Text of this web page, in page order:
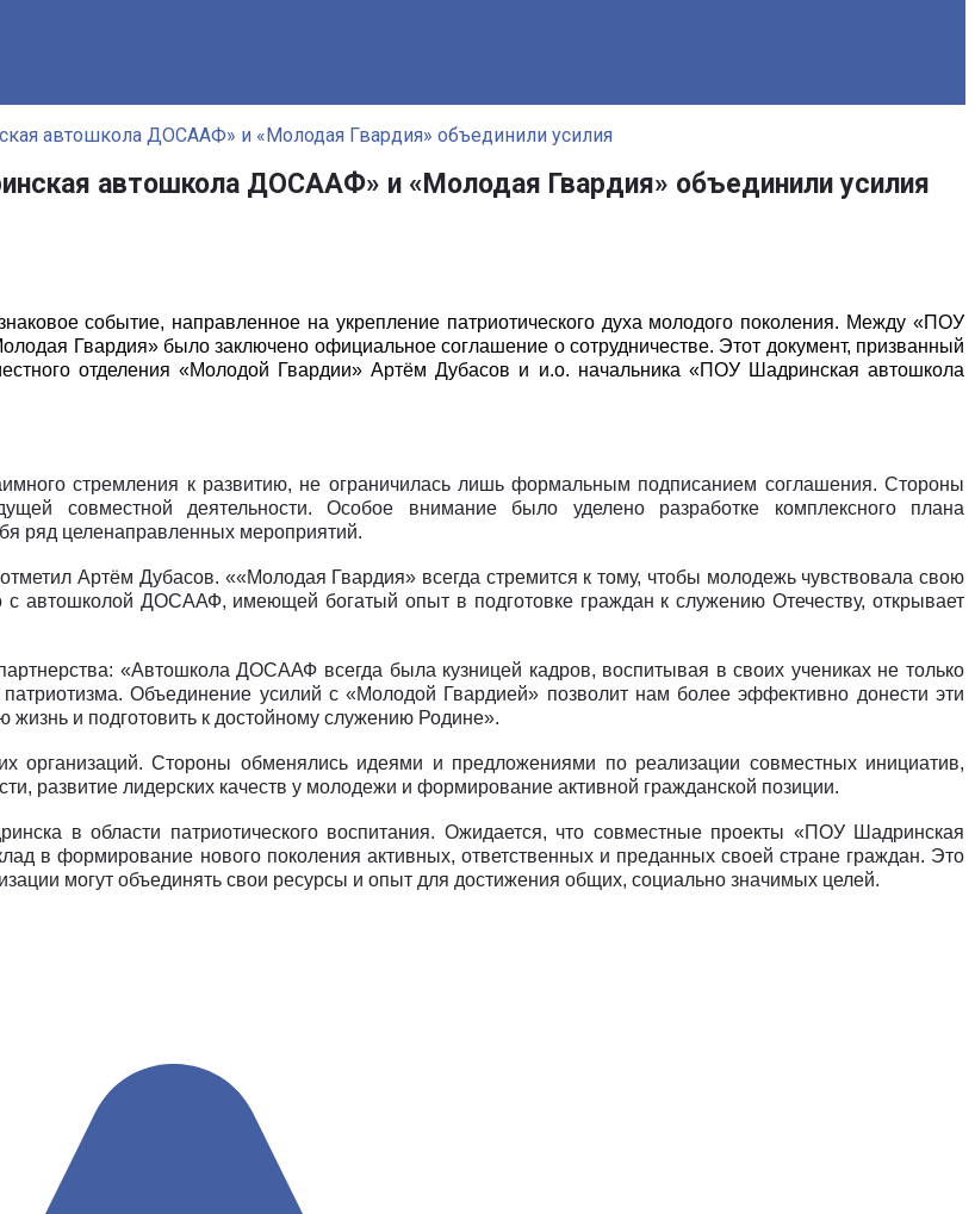
автошкола ДОСААФ» и «Молодая Гвардия» объединили усилия
автошкола ДОСААФ» и «Молодая Гвардия» объединили усилия
событие, направленное на укрепление патриотического духа молодого поколения. Между «ПОУ
Гвардия» было заключено официальное соглашение о сотрудничестве. Этот документ, призванный
отделения «Молодой Гвардии» Артём Дубасов и и.о. начальника «ПОУ Шадринская автошкола
стремления к развитию, не ограничилась лишь формальным подписанием соглашения. Стороны
совместной деятельности. Особое внимание было уделено разработке комплексного плана
ряд целенаправленных мероприятий.
Артём Дубасов. ««Молодая Гвардия» всегда стремится к тому, чтобы молодежь чувствовала свою
с автошколой ДОСААФ, имеющей богатый опыт в подготовке граждан к служению Отечеству, открывает
«Автошкола ДОСААФ всегда была кузницей кадров, воспитывая в своих учениках не только
Объединение усилий с «Молодой Гвардией» позволит нам более эффективно донести эти
жизнь и подготовить к достойному служению Родине».
организаций. Стороны обменялись идеями и предложениями по реализации совместных инициатив,
развитие лидерских качеств у молодежи и формирование активной гражданской позиции.
в области патриотического воспитания. Ожидается, что совместные проекты «ПОУ Шадринская
в формирование нового поколения активных, ответственных и преданных своей стране граждан. Это
могут объединять свои ресурсы и опыт для достижения общих, социально значимых целей.